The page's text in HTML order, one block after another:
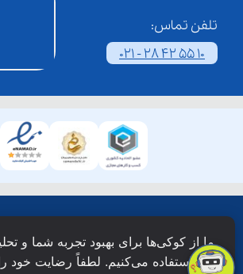
تلفن تماس:
021 - 28 42 55 10
دانش نویان محفوظ
ما از کوکی‌ها برای بهبود تجربه شما و
استفاده می‌کنیم. لطفاً رضایت خود را